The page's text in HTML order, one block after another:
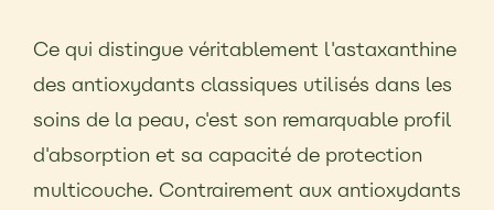
Ce qui distingue véritablement l'astaxanthine
des antioxydants classiques utilisés dans les
soins de la peau, c'est son remarquable profil
d'absorption et sa capacité de protection
multicouche. Contrairement aux antioxydants